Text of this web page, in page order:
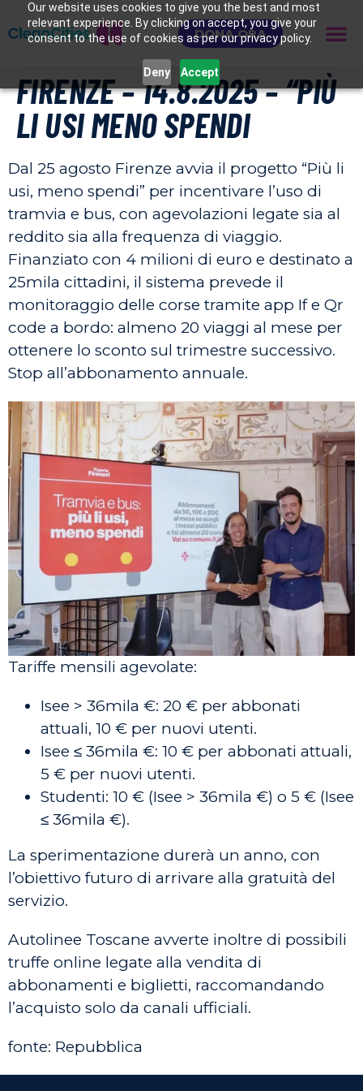
Our website uses cookies to give you the best and most
relevant experience. By clicking on accept, you give your
consent to the use of cookies as per our privacy policy.
Deny Accept
DONA ORA
FIRENZE – 14.8.2025 – “PIÙ
LI USI MENO SPENDI
Dal 25 agosto Firenze avvia il progetto “Più li
usi, meno spendi” per incentivare l’uso di
tramvia e bus, con agevolazioni legate sia al
reddito sia alla frequenza di viaggio.
Finanziato con 4 milioni di euro e destinato a
25mila cittadini, il sistema prevede il
monitoraggio delle corse tramite app If e Qr
code a bordo: almeno 20 viaggi al mese per
ottenere lo sconto sul trimestre successivo.
Stop all’abbonamento annuale.
Tariffe mensili agevolate:
Isee > 36mila €: 20 € per abbonati
attuali, 10 € per nuovi utenti.
Isee ≤ 36mila €: 10 € per abbonati attuali,
5 € per nuovi utenti.
Studenti: 10 € (Isee > 36mila €) o 5 € (Isee
≤ 36mila €).
La sperimentazione durerà un anno, con
l’obiettivo futuro di arrivare alla gratuità del
servizio.
Autolinee Toscane avverte inoltre di possibili
truffe online legate alla vendita di
abbonamenti e biglietti, raccomandando
l’acquisto solo da canali ufficiali.
fonte: Repubblica